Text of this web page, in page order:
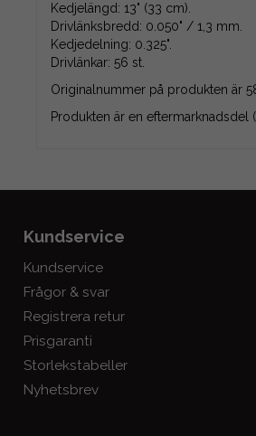
Kedjelängd: 13" (33 cm).
Drivlänksbredd: 0.050" / 1,3 mm.
Kedjedelning: 0.325".
Drivlänkar: 56 st.
Originalnummer på produkten är
Produkten är en eftermarknadsdel
Kundservice
Kundservice
Frågor & svar
Registrera retur
Prisgaranti
Storlekstabeller
Nyhetsbrev